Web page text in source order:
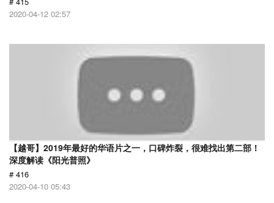
2020-04-12 02:57
【越哥】2019年最好的华语片之一，口碑炸裂，很难找出第二部！
深度解读《阳光普照》
# 416
2020-04-10 05:43